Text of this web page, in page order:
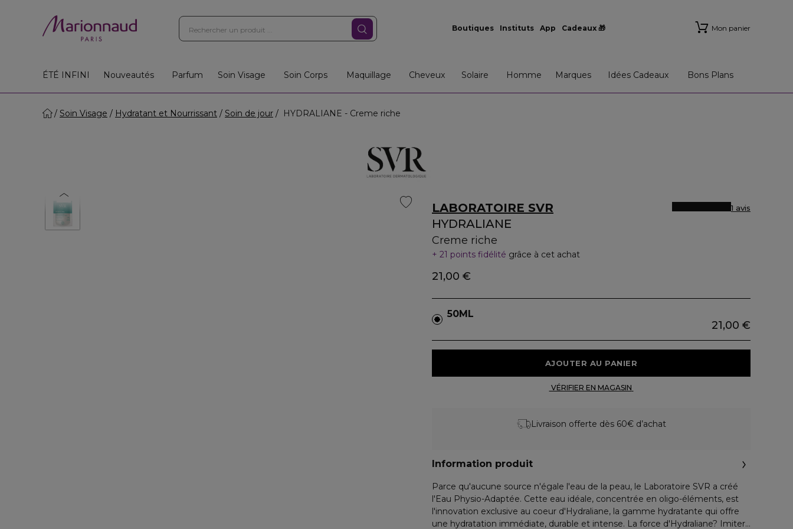
Boutiques Instituts App Cadeaux 🎁 Mon panier
ÉTÉ INFINI Nouveautés Parfum Soin Visage Soin Corps Maquillage Cheveux Solaire Homme Marques Idées Cadeaux Bons Plans
Soin Visage Hydratant et Nourrissant Soin de jour HYDRALIANE - Creme riche
LABORATOIRE SVR
HYDRALIANE
Creme riche
1 avis
21 points fidélité grâce à cet achat
21,00 €
50ML
21,00 €
Livraison offerte dès 60€ d’achat
Information produit
Parce qu'aucune source n'égale l'eau de la peau, le Laboratoire SVR a créé
l'Eau Physio-Adaptée. Cette eau idéale, concentrée en oligo-éléments, est
l'innovation exclusive au coeur d'Hydraliane, la gamme hydratante qui offre
une hydratation immédiate, durable et intense. La force d'Hydraliane? Imiter